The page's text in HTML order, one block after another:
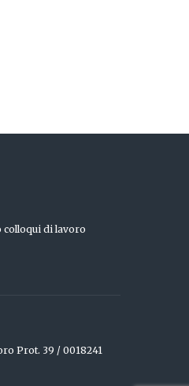
colloqui di lavoro
Prot. 39 / 0018241